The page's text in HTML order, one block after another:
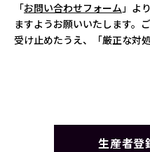
「お問い合わせフォーム」よ
ますようお願いいたします。
受け止めたうえ、「厳正な対
生産者登